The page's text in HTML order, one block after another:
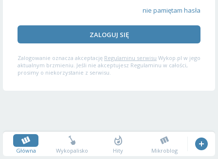
nie pamiętam hasła
ZALOGUJ SIĘ
Zalogowanie oznacza akceptację Regulaminu serwisu Wykop.pl w jego
aktualnym brzmieniu. Jeśli nie akceptujesz Regulaminu w całości,
prosimy o niekorzystanie z serwisu.
Główna Wykopalisko Hity Mikroblog